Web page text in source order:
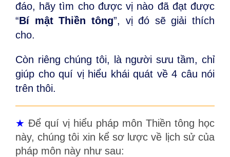
đáo, hãy tìm cho được vị nào đã đạt được
“Bí mật Thiền tông”, vị đó sẽ giải thích
cho.
Còn riêng chúng tôi, là người sưu tầm, chỉ
giúp cho quí vị hiểu khái quát về 4 câu nói
trên thôi.
★ Để quí vị hiểu pháp môn Thiền tông học
này, chúng tôi xin kể sơ lược về lịch sử của
pháp môn này như sau: